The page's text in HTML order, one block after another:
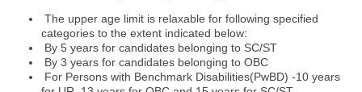
The upper age limit is relaxable for following specified
categories to the extent indicated below:
By 5 years for candidates belonging to SC/ST
By 3 years for candidates belonging to OBC
For Persons with Benchmark Disabilities(PwBD) -10 years